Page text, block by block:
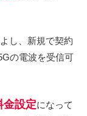
し、新規で契約
の電波を受信可
金設定になって